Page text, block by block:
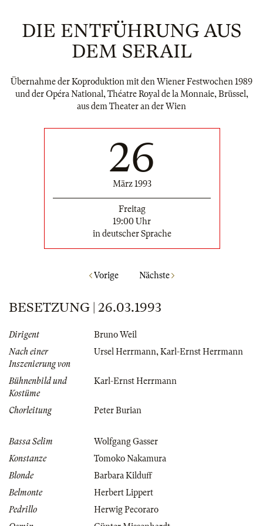
DIE ENTFÜHRUNG AUS
DEM SERAIL
Übernahme der Koproduktion mit den Wiener Festwochen 1989
und der Opéra National, Théatre Royal de la Monnaie, Brüssel,
aus dem Theater an der Wien
26
März 1993
Freitag
19:00 Uhr
in deutscher Sprache
Vorige Nächste
BESETZUNG | 26.03.1993
Dirigent
Bruno Weil
Nach einer
Inszenierung von
Ursel Herrmann,Karl-Ernst Herrmann
Bühnenbild und
Kostüme
Karl-Ernst Herrmann
Chorleitung Peter Burian
Bassa Selim
Wolfgang Gasser
Konstanze
Tomoko Nakamura
Blonde
Barbara Kilduff
Belmonte
Herbert Lippert
Pedrillo
Herwig Pecoraro